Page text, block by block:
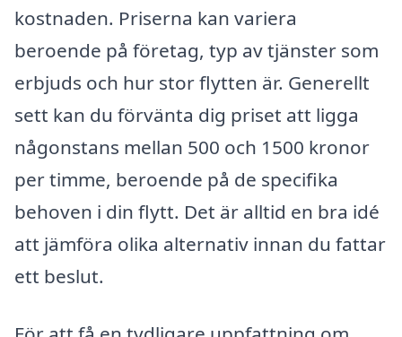
kostnaden. Priserna kan variera
beroende på företag, typ av tjänster som
erbjuds och hur stor flytten är. Generellt
sett kan du förvänta dig priset att ligga
någonstans mellan 500 och 1500 kronor
per timme, beroende på de specifika
behoven i din flytt. Det är alltid en bra idé
att jämföra olika alternativ innan du fattar
ett beslut.